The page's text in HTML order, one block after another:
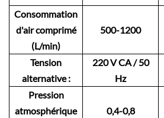
Consommation
d'air comprimé
(L/min)
500-1200
Tension
alternative :
220 V CA / 50
Hz
Pression
atmosphérique
0,4-0,8